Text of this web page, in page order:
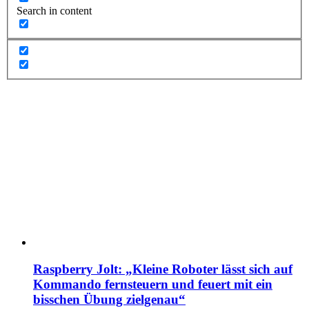
Search in content
Raspberry Jolt: „Kleine Roboter lässt sich auf
Kommando fernsteuern und feuert mit ein
bisschen Übung zielgenau“